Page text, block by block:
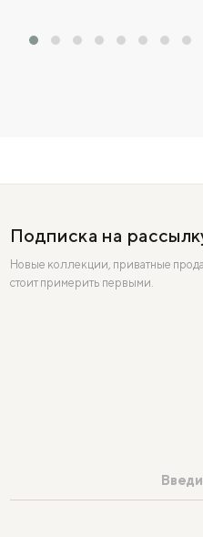
Подписка на
Новые коллекции, приватные
стоит примерить первыми.